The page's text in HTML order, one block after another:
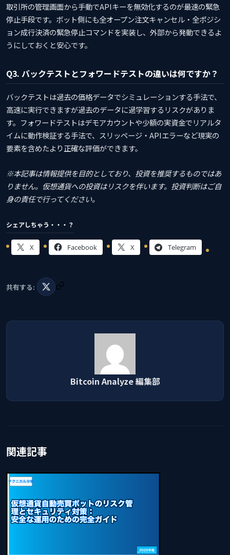
取引所の管理画面から手動でAPIキーを無効化するのが最速の緊急
停止手段です。ボット側にも全オープン注文キャンセル・全ポジシ
ョン成行決済の緊急停止コマンドを実装し、外部から発動できるよ
うにしておくと安心です。
Q3. バックテストとフォワードテストの違いは何ですか？
バックテストは過去の価格データでシミュレーションする手法で、
高速に実行できますが過去のデータに過学習するリスクがありま
す。フォワードテストはデモアカウントや少額の実資金でリアルタ
イムに動作検証する手法で、スリッページ・APIエラーなど現実の
要素を含めたより正確な評価ができます。
※本記事は情報提供を目的としており、投資を推奨するものではあ
りません。仮想通貨への投資はリスクを伴います。投資判断はご自
身の責任で行ってください。
シェアしちゃう・・・？
X Facebook X Telegram
共有する:
Bitcoin Analyze 編集部
関連記事